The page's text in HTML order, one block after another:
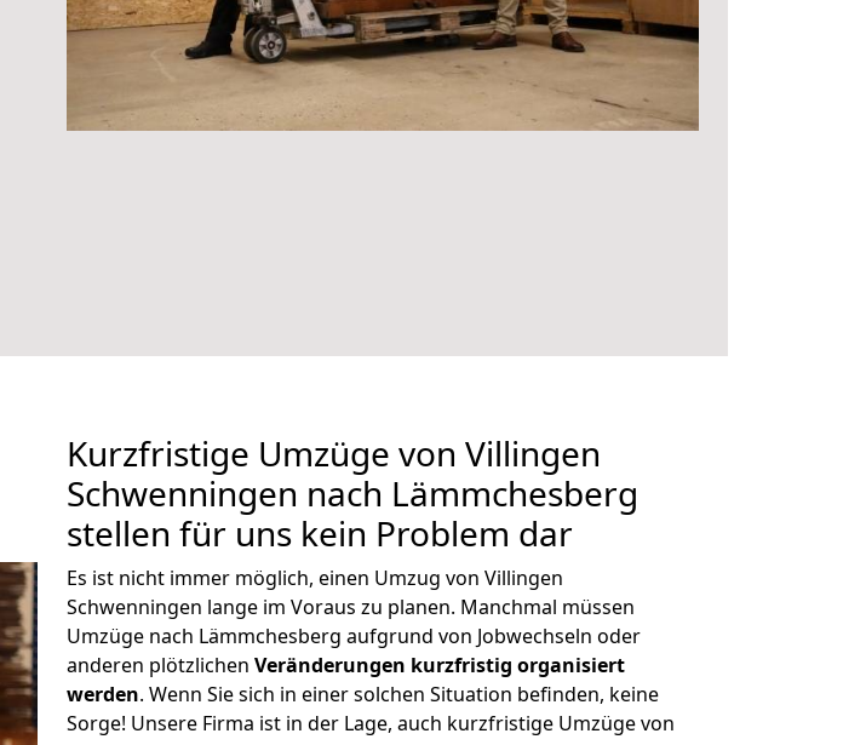
Kurzfristige Umzüge von Villingen
Schwenningen nach Lämmchesberg
stellen für uns kein Problem dar
Es ist nicht immer möglich, einen Umzug von Villingen
Schwenningen lange im Voraus zu planen. Manchmal müssen
Umzüge nach Lämmchesberg aufgrund von Jobwechseln oder
anderen plötzlichen Veränderungen kurzfristig organisiert
werden. Wenn Sie sich in einer solchen Situation befinden, keine
Sorge! Unsere Firma ist in der Lage, auch kurzfristige Umzüge von